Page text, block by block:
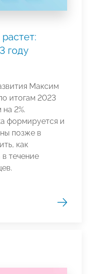
году
Максим
итогам 2023
2%.
формируется и
позже в
как
течение